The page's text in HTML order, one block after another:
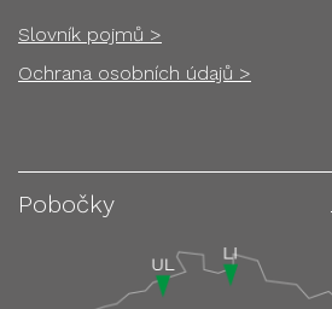
Slovník pojmů >
Ochrana osobních údajů >
Pobočky